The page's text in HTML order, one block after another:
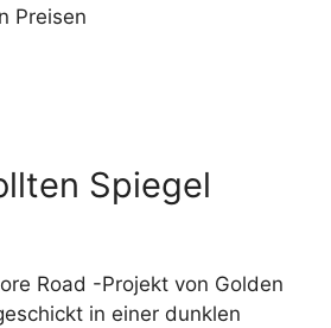
Preisen
Spiegel
Road -Projekt von Golden
in einer dunklen